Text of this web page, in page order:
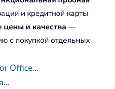
и кредитной карты
и качества —
с покупкой отдельных
Office...